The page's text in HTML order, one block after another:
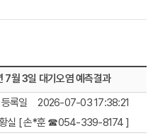
월 3일 대기오염 예측결과
등록일
2026-07-03 17:38:21
실 [ 손*훈 ☎054-339-8174 ]